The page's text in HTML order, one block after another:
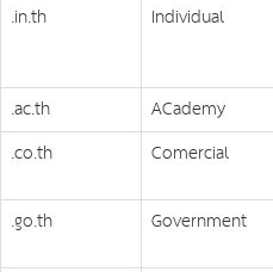
.in.th Individual
.ac.th
ACademy
.co.th
Comercial
.go.th
Government